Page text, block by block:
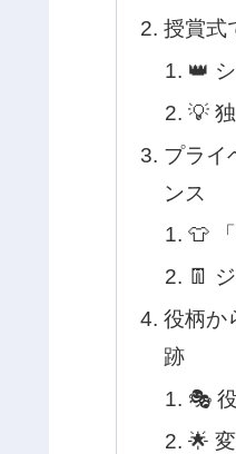
授賞式
👑
💡
プライ
ンス
👕
👖
役柄か
跡
🎭
🌟